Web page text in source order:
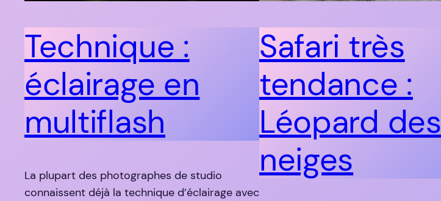
Technique :
éclairage en
multiflash
La plupart des photographes de studio
connaissent déjà la technique d’éclairage avec
Safari très
tendance :
Léopard des
neiges